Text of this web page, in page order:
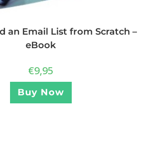
an Email List from Scratch –
eBook
€9,95
Buy Now